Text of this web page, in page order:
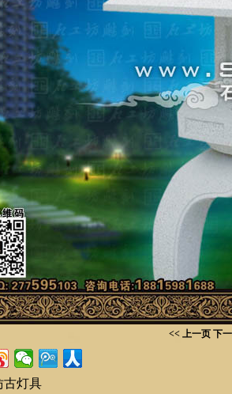
<< 上一页 下
古灯具